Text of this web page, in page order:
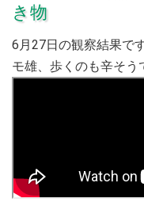
き物
6月27日の観察結果で
モ雄、歩くのも辛そう